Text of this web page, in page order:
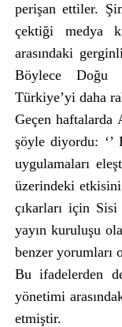
perişan ettiler.
çektiği medya
arasındaki
Böylece Doğu
Türkiye’yi daha
Geçen haftalarda
şöyle diyordu: ‘’
uygulamaları
üzerindeki
çıkarları için
yayın kuruluşu
benzer yorumları
Bu ifadelerden
yönetimi
etmiştir.